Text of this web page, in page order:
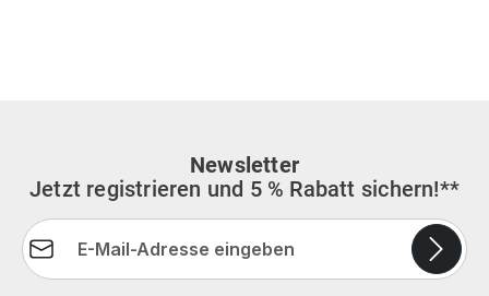
Newsletter
Jetzt registrieren und 5 % Rabatt sichern!**
E-Mail-Adresse*